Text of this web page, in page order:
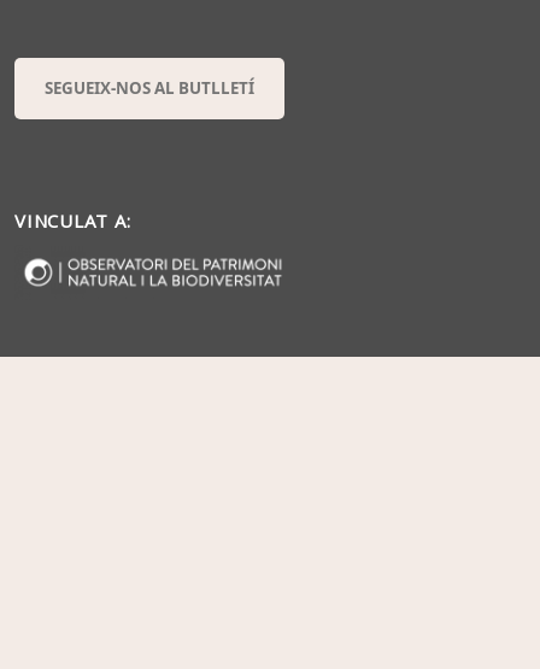
SEGUEIX-NOS AL BUTLLETÍ
VINCULAT A: